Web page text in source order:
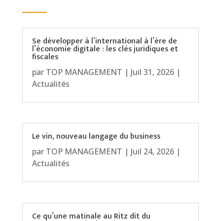
Se développer à l’international à l’ère de
l’économie digitale : les clés juridiques et
fiscales
par TOP MANAGEMENT | Juil 31, 2026|
Actualités
Le vin, nouveau langage du business
par TOP MANAGEMENT | Juil 24, 2026|
Actualités
Ce qu’une matinale au Ritz dit du